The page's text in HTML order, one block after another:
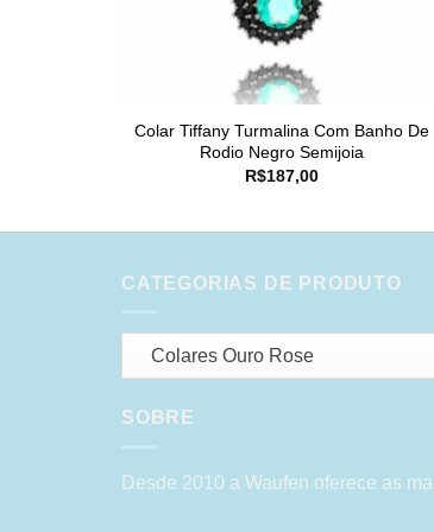
Colar Tiffany Turmalina Com Banho De
Rodio Negro Semijoia
R$187,00
CATEGORIAS DE PRODUTO
Colares Ouro Rose
SOBRE
Desde 2010 a Waufen oferece as